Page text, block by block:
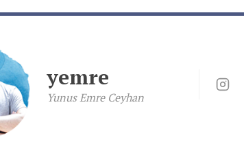
yemre
Yunus Emre Ceyhan